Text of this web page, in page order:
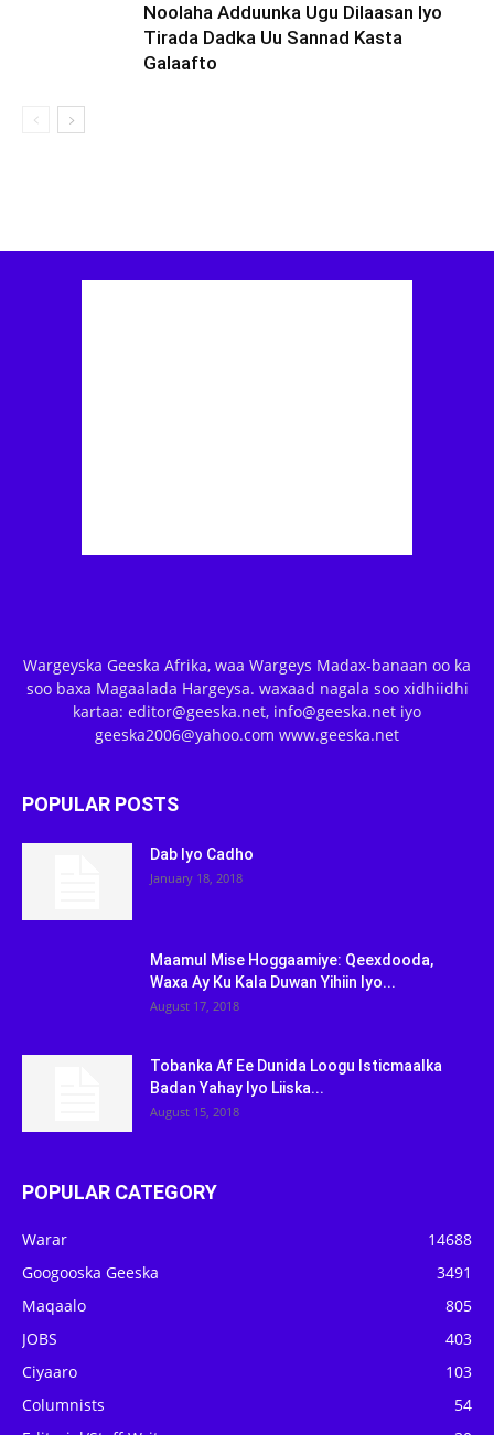
Noolaha Adduunka Ugu Dilaasan Iyo
Tirada Dadka Uu Sannad Kasta
Galaafto
Wargeyska Geeska Afrika, waa Wargeys Madax-banaan oo ka
soo baxa Magaalada Hargeysa. waxaad nagala soo xidhiidhi
kartaa: editor@geeska.net, info@geeska.net iyo
geeska2006@yahoo.com www.geeska.net
POPULAR POSTS
Dab Iyo Cadho
January 18, 2018
Maamul Mise Hoggaamiye: Qeexdooda,
Waxa Ay Ku Kala Duwan Yihiin Iyo...
August 17, 2018
Tobanka Af Ee Dunida Loogu Isticmaalka
Badan Yahay Iyo Liiska...
August 15, 2018
POPULAR CATEGORY
Warar
14688
Googooska Geeska
3491
Maqaalo
805
JOBS
403
Ciyaaro
103
Columnists
54